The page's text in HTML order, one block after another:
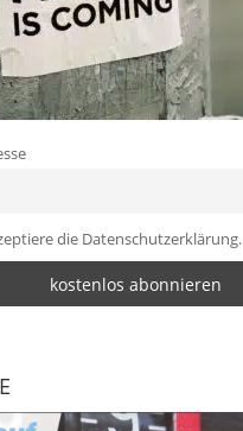
die Datenschutzerklärung.